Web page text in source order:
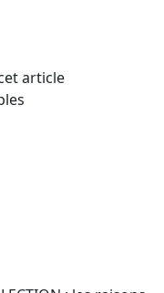
article